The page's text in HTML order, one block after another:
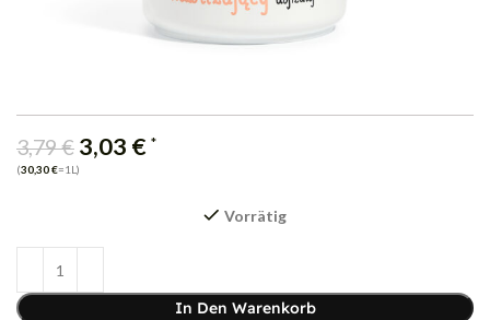
3,79€ 3,03 € *
(30,30€=1L)
Vorrätig
In Den Warenkorb